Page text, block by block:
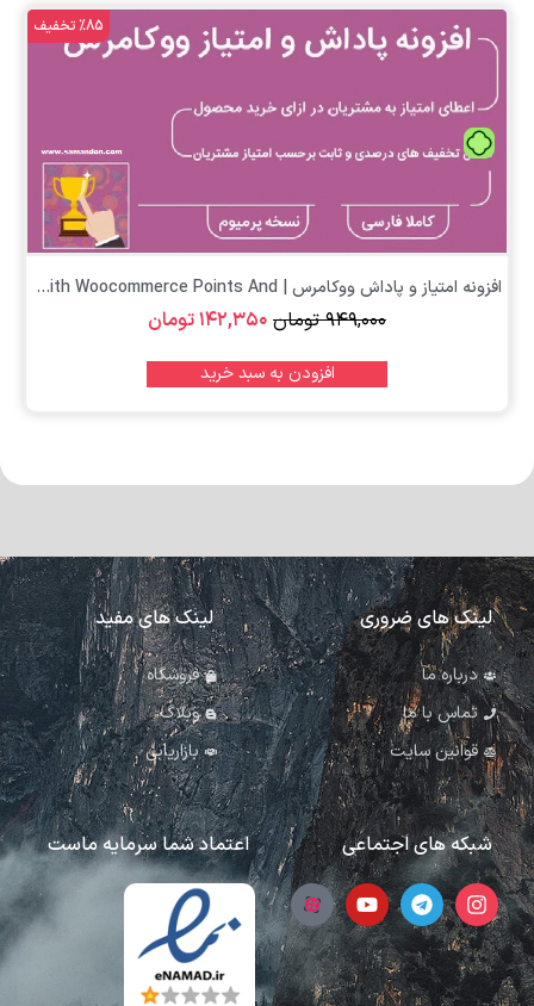
تومان
%85 تخفیف
افزونه امتیاز و پاداش ووکامرس | Yith Woocommerce Points And...
۹۴۹,۰۰۰ تومان ۱۴۲,۳۵۰تومان
افزودن به سبد خرید
لینک های ضروری
درباره ما
تماس با ما
قوانین سایت
لینک های مفید
فروشگاه
وبلاگ
بازاریابی
شبکه های اجتماعی اعتماد شما سرمایه ماست